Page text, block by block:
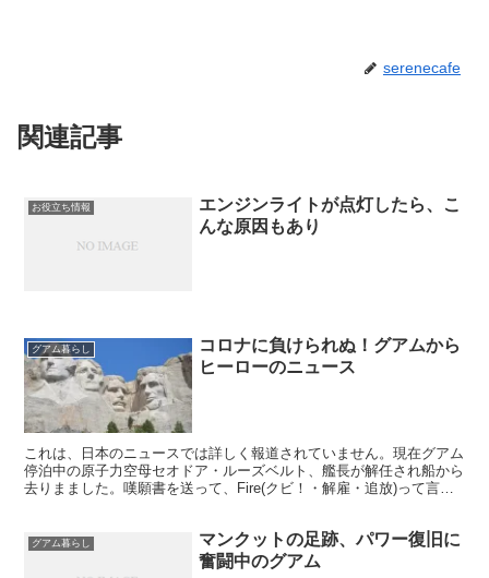
serenecafe
関連記事
お役立ち情報
エンジンライトが点灯したら、こ
んな原因もあり
グアム暮らし
コロナに負けられぬ！グアムから
ヒーローのニュース
これは、日本のニュースでは詳しく報道されていません。現在グアム
停泊中の原子力空母セオドア・ルーズベルト、艦長が解任され船から
去りまました。嘆願書を送って、Fire(クビ！・解雇・追放)って言う
グアム暮らし
マンクットの足跡、パワー復旧に
奮闘中のグアム